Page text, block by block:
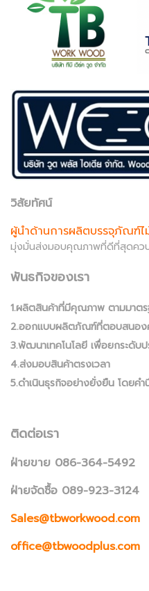
วิสัยทัศน์
ผู้นำด้านการผลิตบรรจุภัณฑ์ไ
มุ่งมั่นส่งมอบคุณภาพที่ดีที่สุดคว
พันธกิจของเรา
1.ผลิตสินค้าที่มีคุณภาพ ตามมา
2.ออกแบบผลิตภัณฑ์ที่ตอบสนอง
3.พัฒนาเทคโนโลยี เพื่อยกระดับ
4.ส่งมอบสินค้าตรงเวลา
5.ดำเนินธุรกิจอย่างยั่งยืน โดยค
ติดต่อเรา
ฝ่ายขาย 086-364-5492
ฝ่ายจัดซื้อ 089-923-3124
Sales@tbworkwood.com
office@tbwoodplus.com